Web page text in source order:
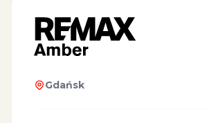
Gdańsk